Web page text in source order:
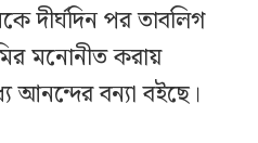
দীর্ঘদিন পর তাবলিগ
মনোনীত করায়
আনন্দের বন্যা বইছে।